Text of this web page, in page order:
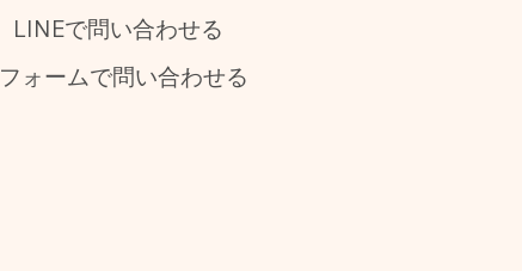
LINEで問い合わせる
フォームで問い合わせる